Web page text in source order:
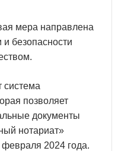
мера направлена
безопасности
система
позволяет
документы
нотариат»
февраля 2024 года.